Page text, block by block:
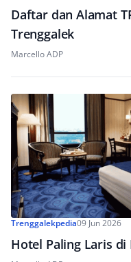
Daftar dan Alamat
Trenggalek
Marcello ADP
Trenggalekpedia09 Jun 2026
Hotel Paling Laris di